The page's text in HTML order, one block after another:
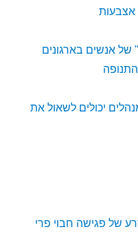
אנשים בארגונים
יכולים לשאול את
של פגישה חבוי פרי